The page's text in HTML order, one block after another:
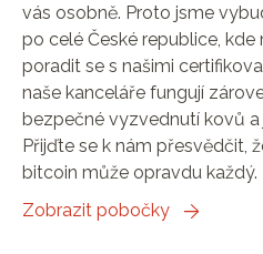
vás osobně. Proto jsme
po celé České republice,
poradit se s našimi
naše kanceláře fungují
bezpečné vyzvednutí kovů a
Přijďte se k nám přesvědčit,
bitcoin může opravdu každý.
Zobrazit pobočky